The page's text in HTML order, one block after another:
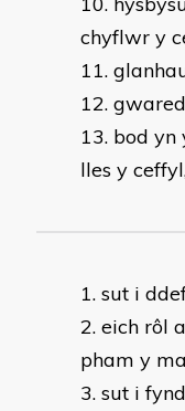
chyflwr y
bod yn
lles y
sut i
eich rôl
pham y
sut i